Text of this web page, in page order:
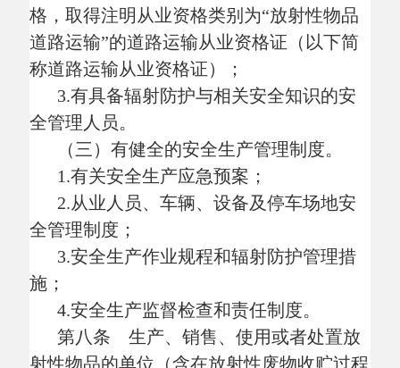
中的从事放射性物品运输的省、自治区、直
辖市城市放射性废物库营运单位），符合下
列条件的，可以使用自备专用车辆从事为本
单位服务的非经营性放射性物品道路运输活
动：
（一）持有有关部门依法批准的生产、
销售、使用、处置放射性物品的有效证明；
（二）有符合国家规定要求的放射性物
品运输容器；
（三）有具备辐射防护与安全防护知识
的专业技术人员；
（四）具备满足第七条规定条件的驾驶
人员、专用车辆、设备和安全生产管理制
度，但专用车辆的数量可以少于5辆。
第九条 国家鼓励技术力量雄厚、设备